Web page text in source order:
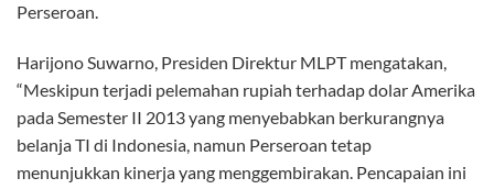
Perseroan.
Harijono Suwarno, Presiden Direktur MLPT mengatakan,
“Meskipun terjadi pelemahan rupiah terhadap dolar Amerika
pada Semester II 2013 yang menyebabkan berkurangnya
belanja TI di Indonesia, namun Perseroan tetap
menunjukkan kinerja yang menggembirakan. Pencapaian ini